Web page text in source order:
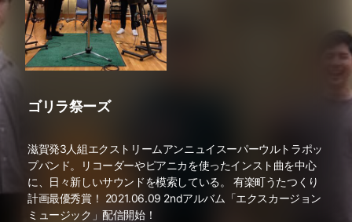
ゴリラ祭ーズ
滋賀発3人組エクストリームアンニュイスーパーウルトラポッ
プバンド。リコーダーやピアニカを使ったインスト曲を中心
に、日々新しいサウンドを模索している。 有楽町うたつくり
計画最優秀賞！ 2021.06.09 2ndアルバム「エクスカージョン
ミュージック」配信開始！